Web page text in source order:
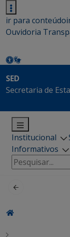
ir para conteúdo
Ouvidoria
SED
Secretaria de
Institucional
Informativos
Pesquisar
por: